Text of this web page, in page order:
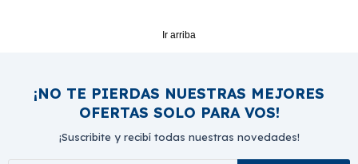
Ir arriba
¡NO TE PIERDAS NUESTRAS MEJORES
OFERTAS SOLO PARA VOS!
¡Suscribite y recibí todas nuestras novedades!